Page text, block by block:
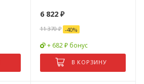
6 822₽
11 370₽ -40%
+ 682 ₽ бонус
В КОРЗИНУ